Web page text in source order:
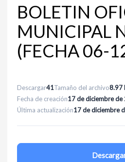
BOLETIN
MUNICIPAL
(FECHA 06-
Descargar41Tamaño del archivo8.97
Fecha de creación17 de diciembre de
Última actualización17 de diciembre